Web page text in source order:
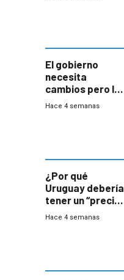
El gobierno
necesita
cambios pero los
ministros tienen
Hace 4 semanas
¿Por qué
Uruguay debería
tener un “precio
único” en los
Hace 4 semanas